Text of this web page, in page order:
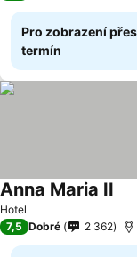
Pro zobrazení
termín
Hotel
Anna Maria II
7,5 Dobré 2 362